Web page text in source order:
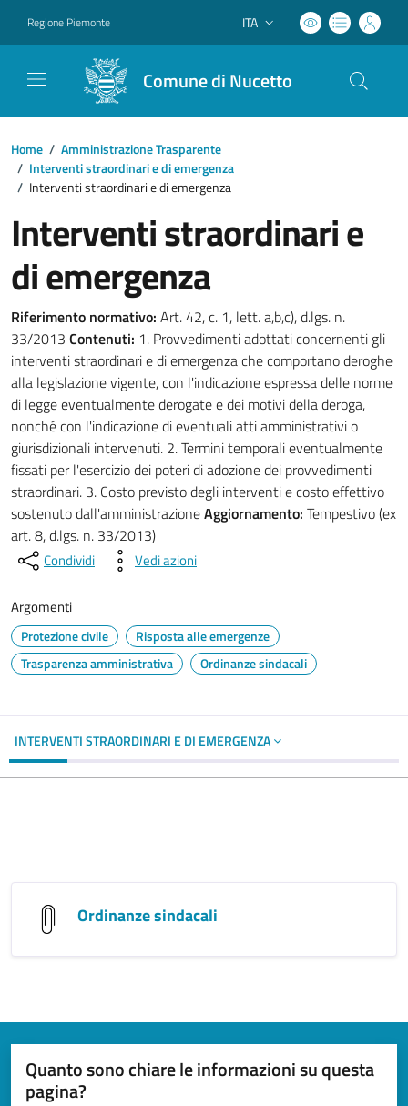
Regione Piemonte Lingua attiva:
ITA
Comune di Nucetto
Home / Amministrazione Trasparente
/ Interventi straordinari e di emergenza
/ Interventi straordinari e di emergenza
Interventi straordinari e
di emergenza
Riferimento normativo: Art. 42, c. 1, lett. a,b,c), d.lgs. n.
33/2013 Contenuti: 1. Provvedimenti adottati concernenti gli
interventi straordinari e di emergenza che comportano deroghe
alla legislazione vigente, con l'indicazione espressa delle norme
di legge eventualmente derogate e dei motivi della deroga,
nonché con l'indicazione di eventuali atti amministrativi o
giurisdizionali intervenuti. 2. Termini temporali eventualmente
fissati per l'esercizio dei poteri di adozione dei provvedimenti
straordinari. 3. Costo previsto degli interventi e costo effettivo
sostenuto dall'amministrazioneAggiornamento: Tempestivo (ex
art. 8, d.lgs. n. 33/2013)
Condividi Vedi azioni
Argomenti
Protezione civile
Risposta alle emergenze
Trasparenza amministrativa
Ordinanze sindacali
INTERVENTI STRAORDINARI E DI EMERGENZA
Ordinanze sindacali
Quanto sono chiare le informazioni su questa
pagina?